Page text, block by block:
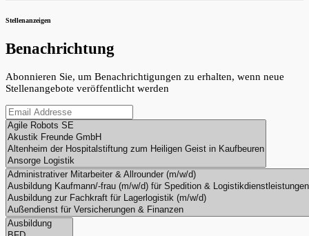
Stellenanzeigen
Benachrichtung
Abonnieren Sie, um Benachrichtigungen zu erhalten, wenn neue
Stellenangebote veröffentlicht werden